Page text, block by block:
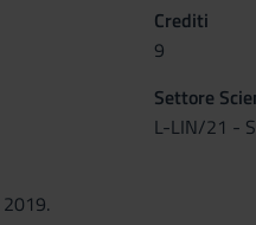
Crediti
9
Settore
L-LIN/21 -